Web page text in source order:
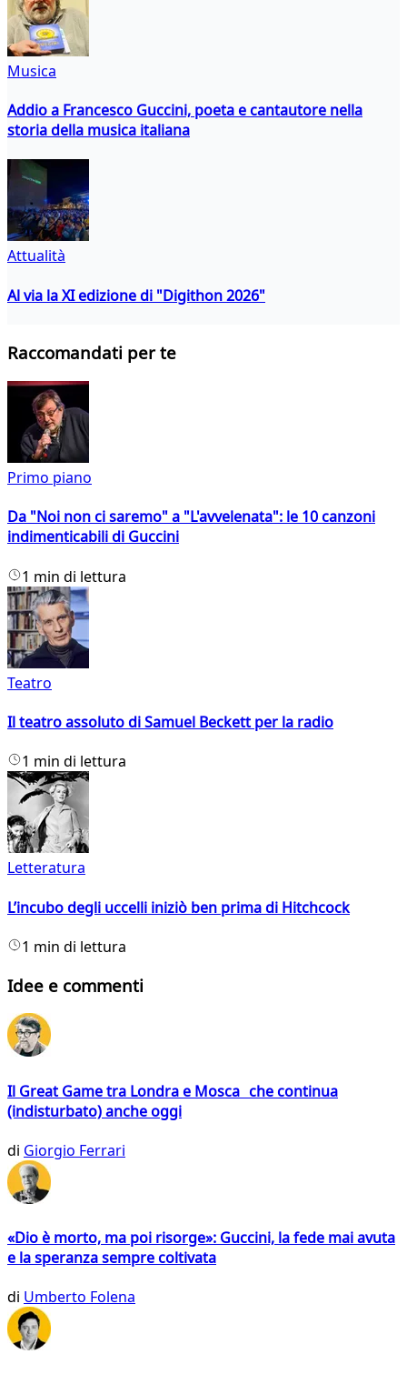
Musica
Addio a Francesco Guccini, poeta e cantautore nella
storia della musica italiana
Attualità
Al via la XI edizione di "Digithon 2026"
Raccomandati per te
Primo piano
Da "Noi non ci saremo" a "L'avvelenata": le 10 canzoni
indimenticabili di Guccini
1 min di lettura
Teatro
Il teatro assoluto di Samuel Beckett per la radio
1 min di lettura
Letteratura
L’incubo degli uccelli iniziò ben prima di Hitchcock
1 min di lettura
Idee e commenti
Il Great Game tra Londra e Mosca che continua
(indisturbato) anche oggi
di Giorgio Ferrari
«Dio è morto, ma poi risorge»: Guccini, la fede mai avuta
e la speranza sempre coltivata
di Umberto Folena